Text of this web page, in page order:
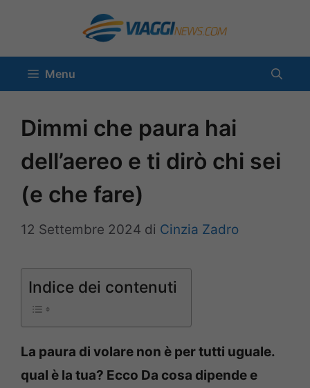
contenuto
Menu
Dimmi che paura hai
dell’aereo e ti dirò chi sei
(e che fare)
12 Settembre 2024 di Cinzia Zadro
Indice dei contenuti
La paura di volare non è per tutti uguale.
qual è la tua? Ecco Da cosa dipende e